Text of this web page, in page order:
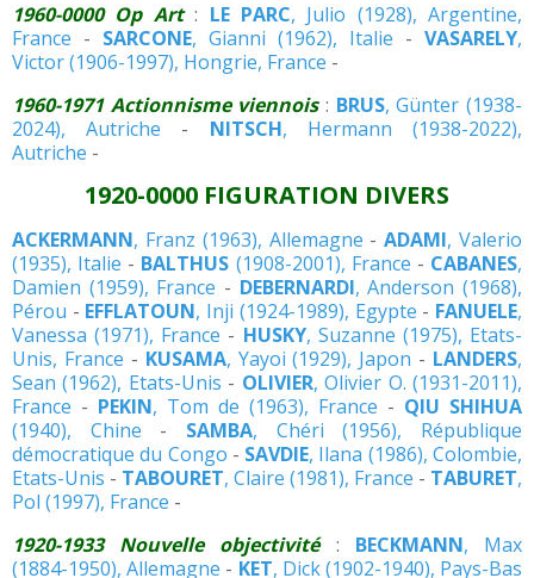
1960-0000 Op Art : LE PARC, Julio (1928), Argentine,
France - SARCONE, Gianni (1962), Italie - VASARELY,
Victor (1906-1997), Hongrie, France -
1960-1971 Actionnisme viennois: BRUS, Günter (1938-
2024), Autriche - NITSCH, Hermann (1938-2022),
Autriche -
1920-0000 FIGURATION DIVERS
ACKERMANN, Franz (1963), Allemagne -ADAMI, Valerio
(1935), Italie - BALTHUS (1908-2001), France - CABANES,
Damien (1959), France - DEBERNARDI, Anderson (1968),
Pérou - EFFLATOUN, Inji (1924-1989), Egypte - FANUELE,
Vanessa (1971), France - HUSKY, Suzanne (1975), Etats-
Unis, France - KUSAMA, Yayoi (1929), Japon - LANDERS,
Sean (1962), Etats-Unis - OLIVIER, Olivier O. (1931-2011),
France - PEKIN, Tom de (1963), France - QIU SHIHUA
(1940), Chine - SAMBA, Chéri (1956), République
démocratique du Congo - SAVDIE, Ilana (1986), Colombie,
Etats-Unis - TABOURET, Claire (1981), France - TABURET,
Pol (1997), France -
1920-1933 Nouvelle objectivité: BECKMANN, Max
(1884-1950), Allemagne - KET, Dick (1902-1940), Pays-Bas